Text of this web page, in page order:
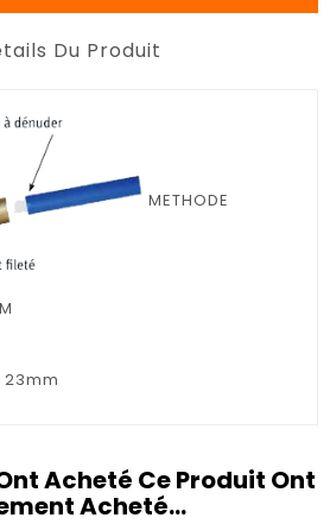
Du Produit
METHODE
Acheté Ce Produit Ont
Acheté...